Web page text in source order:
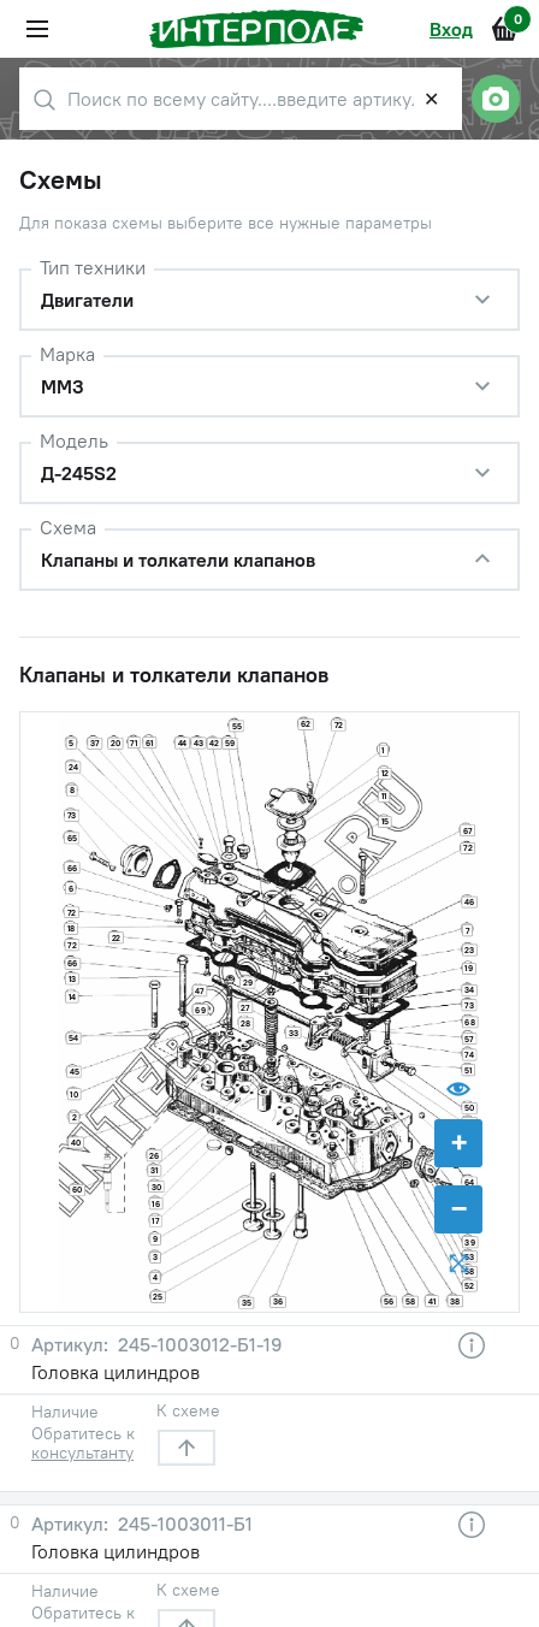
Вход 0
✕
Схемы
Для показа схемы выберите все нужные параметры
Тип техники
Двигатели
Марка
ММЗ
Модель
Д-245S2
Схема
Клапаны и толкатели клапанов
Клапаны и толкатели клапанов
+
−
1
2
3
4
5
6
7
8
9
10
11
12
13
14
15
16
17
18
19
20
22
23
24
25
26
27
28
29
30
31
32
33
34
35 36
37
38
39
40
41
42
43
44
45
46
47
50
51
52
53
54
55
56
57
58
58
59
60
61
62
63
64
65
66
66
67
68
69
71
72
72
72
72
73
73
74
0
245-1003012-Б1-19
Головка цилиндров
Наличие
Обратитесь к
консультанту
К схеме
0
245-1003011-Б1
Головка цилиндров
Наличие
Обратитесь к
К схеме